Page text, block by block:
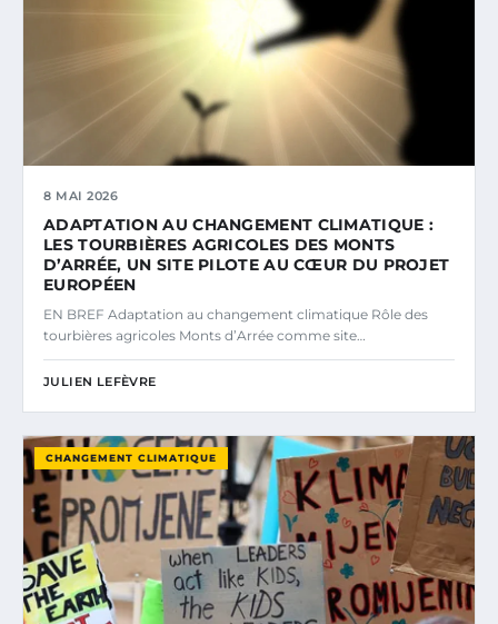
8 MAI 2026
ADAPTATION AU CHANGEMENT CLIMATIQUE :
LES TOURBIÈRES AGRICOLES DES MONTS
D’ARRÉE, UN SITE PILOTE AU CŒUR DU PROJET
EUROPÉEN
EN BREF Adaptation au changement climatique Rôle des
tourbières agricoles Monts d’Arrée comme site…
JULIEN LEFÈVRE
CHANGEMENT CLIMATIQUE